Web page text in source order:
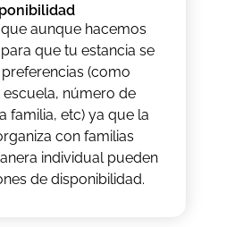
aunque hacemos
que tu estancia se
(como
escuela, número de
familia, etc) ya que la
con familias
individual pueden
de disponibilidad.